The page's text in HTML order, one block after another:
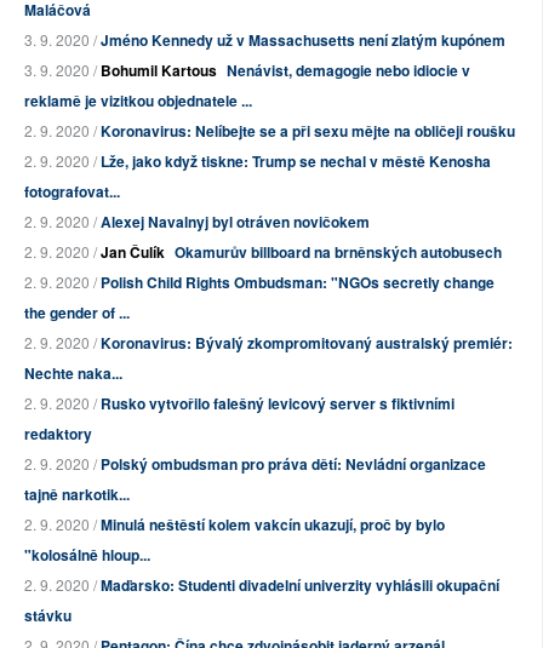
Maláčová
3. 9. 2020 /Jméno Kennedy už v Massachusetts není zlatým kupónem
3. 9. 2020 /Bohumil Kartous Nenávist, demagogie nebo idiocie v
reklamě je vizitkou objednatele ...
2. 9. 2020 /Koronavirus: Nelíbejte se a při sexu mějte na obličeji roušku
2. 9. 2020 /Lže, jako když tiskne: Trump se nechal v městě Kenosha
fotografovat...
2. 9. 2020 /Alexej Navalnyj byl otráven novičokem
2. 9. 2020 /Jan Čulík Okamurův billboard na brněnských autobusech
2. 9. 2020 /Polish Child Rights Ombudsman: "NGOs secretly change
the gender of ...
2. 9. 2020 /Koronavirus: Bývalý zkompromitovaný australský premiér:
Nechte naka...
2. 9. 2020 /Rusko vytvořilo falešný levicový server s fiktivními
redaktory
2. 9. 2020 /Polský ombudsman pro práva dětí: Nevládní organizace
tajně narkotik...
2. 9. 2020 /Minulá neštěstí kolem vakcín ukazují, proč by bylo
"kolosálně hloup...
2. 9. 2020 /Maďarsko: Studenti divadelní univerzity vyhlásili okupační
stávku